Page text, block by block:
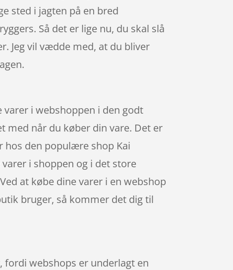
sted i jagten på en bred
Så det er lige nu, du skal slå
Jeg vil vædde med, at du bliver
varer i webshoppen i den godt
med når du køber din vare. Det er
hos den populære shop Kai
i shoppen og i det store
at købe dine varer i en webshop
bruger, så kommer det dig til
fordi webshops er underlagt en